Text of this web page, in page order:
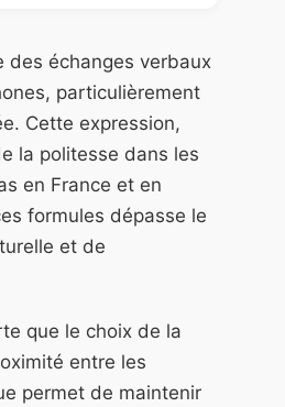
des échanges verbaux
particulièrement
Cette expression,
la politesse dans les
en France et en
formules dépasse le
et de
que le choix de la
entre les
permet de maintenir